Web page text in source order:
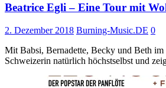
Beatrice Egli – Eine Tour mit
2. Dezember 2018 Burning-Music.DE 0
Mit Babsi, Bernadette, Becky und Beth
Schweizerin natürlich höchstselbst und